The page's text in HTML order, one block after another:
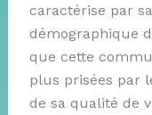
caractérise par
démographique
que cette
plus prisées par
de sa qualité de